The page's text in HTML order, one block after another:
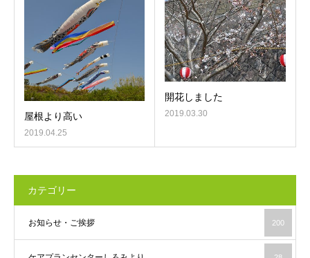
屋根より高い
2019.04.25
開花しました
2019.03.30
カテゴリー
お知らせ・ご挨拶 200